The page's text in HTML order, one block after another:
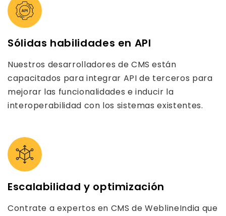
Sólidas habilidades en API
Nuestros desarrolladores de CMS están
capacitados para integrar API de terceros para
mejorar las funcionalidades e inducir la
interoperabilidad con los sistemas existentes.
Escalabilidad y optimización
Contrate a expertos en CMS de WeblineIndia que